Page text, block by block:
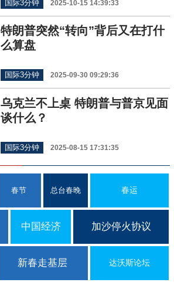
国际3分钟 2025-10-15 14:39:33
特朗普突然“转向”背后又在打什
么算盘
国际3分钟 2025-09-30 09:29:36
乌克兰不上桌 特朗普与普京见面
谈什么？
国际3分钟 2025-08-15 17:31:35
春节 总台春晚 春运
中国经济 加沙停火协议
新春走基层 达沃斯论坛